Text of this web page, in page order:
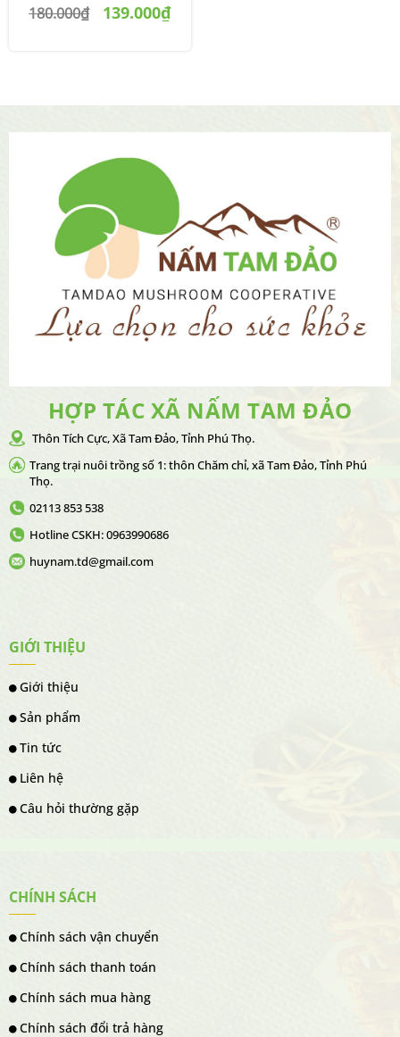
180.000₫ 139.000₫
HỢP TÁC XÃ NẤM TAM ĐẢO
Thôn Tích Cực, Xã Tam Đảo, Tỉnh Phú Thọ.
Trang trại nuôi trồng số 1: thôn Chăm chỉ, xã Tam Đảo, Tỉnh Phú
Thọ.
02113 853 538
Hotline CSKH: 0963990686
huynam.td@gmail.com
GIỚI THIỆU
Giới thiệu
Sản phẩm
Tin tức
Liên hệ
Câu hỏi thường gặp
CHÍNH SÁCH
Chính sách vận chuyển
Chính sách thanh toán
Chính sách mua hàng
Chính sách đổi trả hàng